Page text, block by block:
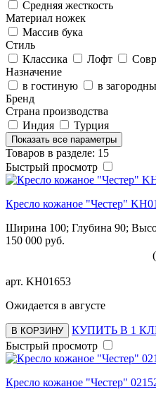
Средняя жесткость
Материал ножек
Массив бука
Стиль
Классика
Лофт
Назначение
в гостиную
в
Бренд
Страна производства
Индия
Турция
Показать все параметры
Товаров в разделе: 15
Быстрый просмотр
Кресло кожаное "Честер"
Ширина 100; Глубина 90;
150 000 руб.
арт. KH01653
Ожидается в августе
В КОРЗИНУ
КУПИТЬ В 1
Быстрый просмотр
Кресло кожаное "Честер"